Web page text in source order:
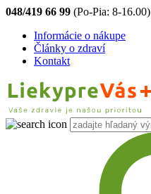
048/419 66 99 (Po-Pia: 8-16.00)
Informácie o nákupe
Články o zdraví
Kontakt